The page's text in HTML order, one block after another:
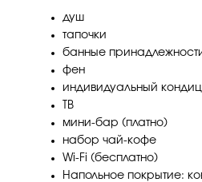
душ
тапочки
банные
фен
индивидуальный
ТВ
мини-бар (платно)
набор чай-кофе
Wi-Fi (бесплатно)
Напольное покрытие: